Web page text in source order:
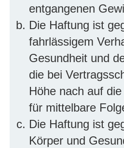
entgangenen
Die Haftung ist
fahrlässigem
Gesundheit und
die bei
Höhe nach auf
für mittelbare
Die Haftung ist
Körper und